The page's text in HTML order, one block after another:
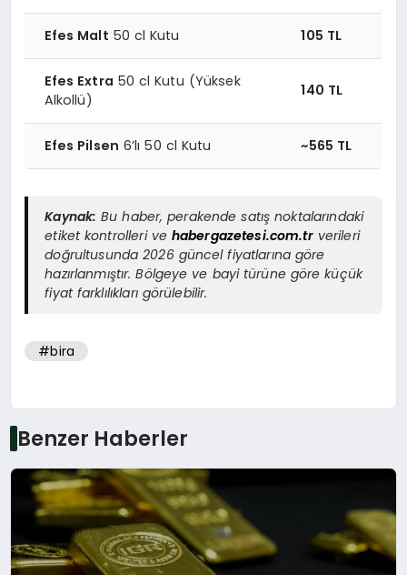
Efes Malt 50 cl Kutu 105 TL
Efes Extra 50 cl Kutu (Yüksek
Alkollü)
140 TL
Efes Pilsen 6’lı 50 cl Kutu ~565 TL
Kaynak: Bu haber, perakende satış noktalarındaki
etiket kontrolleri ve habergazetesi.com.tr verileri
doğrultusunda 2026 güncel fiyatlarına göre
hazırlanmıştır. Bölgeye ve bayi türüne göre küçük
fiyat farklılıkları görülebilir.
#bira
Benzer Haberler